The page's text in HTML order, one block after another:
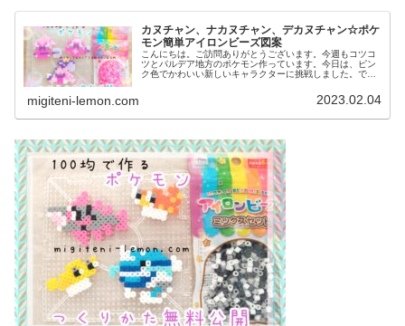
カヌチャン、ナカヌチャン、デカヌチャン☆ポケ
モン簡単アイロンビーズ図案
こんにちは。ご訪問ありがとうございます。今週もコツコ
ツとパルデア地方のポケモン作っています。今日は、ピン
ク色でかわいい新しいキャラクターに挑戦しました。で
migiteni-lemon.com 2023.02.04